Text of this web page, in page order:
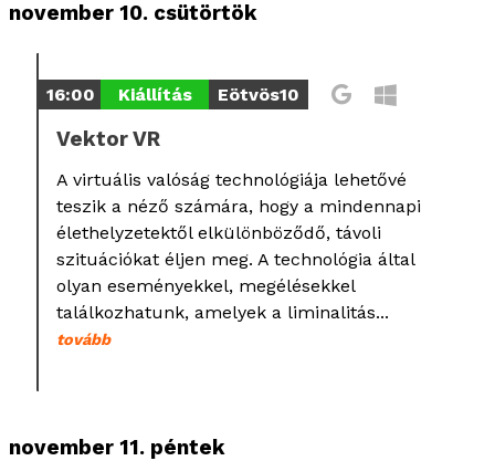
november 10. csütörtök
16:00 Kiállítás Eötvös10
Vektor VR
A virtuális valóság technológiája lehetővé
teszik a néző számára, hogy a mindennapi
élethelyzetektől elkülönböződő, távoli
szituációkat éljen meg. A technológia által
olyan eseményekkel, megélésekkel
találkozhatunk, amelyek a liminalitás...
tovább
november 11. péntek